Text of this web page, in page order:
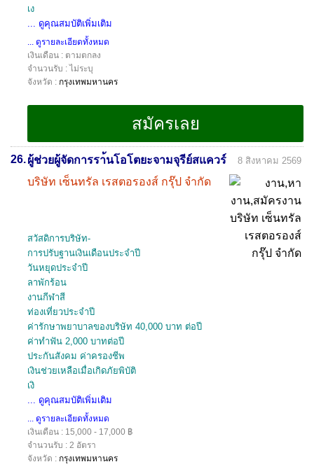
เง
... ดูคุณสมบัติเพิ่มเติม
... ดูรายละเอียดทั้งหมด
เงินเดือน : ตามตกลง
จำนวนรับ : ไม่ระบุ
จังหวัด : กรุงเทพมหานคร
26.ผู้ช่วยผู้จัดการรา้นโอโตยะจามจุรีย์สแควร์
บริษัท เซ็นทรัล เรสตอรองส์ กรุ๊ป จำกัด
8 สิงหาคม 2569
สวัสดิการบริษัท-
การปรับฐานเงินเดือนประจำปี
วันหยุดประจำปี
ลาพักร้อน
งานกีฬาสี
ท่องเที่ยวประจำปี
ค่ารักษาพยาบาลของบริษัท 40,000 บาท ต่อปี
ค่าทำฟัน 2,000 บาทต่อปี
ประกันสังคม ค่าครองชีพ
เงินช่วยเหลือเมื่อเกิดภัยพิบัติ
เงิ
... ดูคุณสมบัติเพิ่มเติม
... ดูรายละเอียดทั้งหมด
เงินเดือน : 15,000 - 17,000 ฿
จำนวนรับ : 2 อัตรา
จังหวัด : กรุงเทพมหานคร